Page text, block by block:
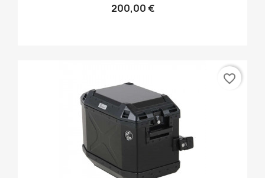
200,00 €
favorite_border